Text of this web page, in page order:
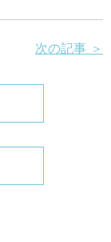
次の記事 ＞